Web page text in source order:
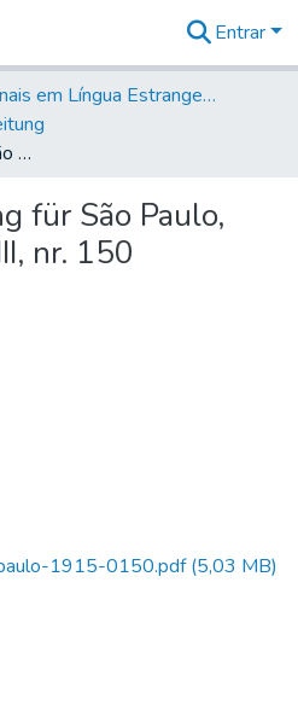
Coleções
na
Entrar
Jornais em Língua Estrangeira
Deutsche Zeitung für São Paulo, 1915, Jahrg. XVIII, nr. 150
für São Paulo,
nr. 150
1915-0150.pdf(5,03 MB)